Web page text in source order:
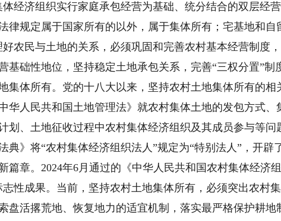
经济组织实行家庭承包经营为基础、统分结合的双层经
律规定属于国家所有的以外，属于集体所有；宅基地和
好农民与土地的关系，必须巩固和完善农村基本经营制度
基础性地位，坚持稳定土地承包关系，完善“三权分置”制
体所有。党的十八大以来，坚持农村土地集体所有的相
华人民共和国土地管理法》就农村集体土地的发包方式、
划、土地征收过程中农村集体经济组织及其成员参与等问
典》将“农村集体经济组织法人”规定为“特别法人”，开辟
篇章。2024年6月通过的《中华人民共和国农村集体经济
志性成果。当前，坚持农村土地集体所有，必须突出农村
盘活撂荒地、恢复地力的适宜机制，落实最严格保护耕地